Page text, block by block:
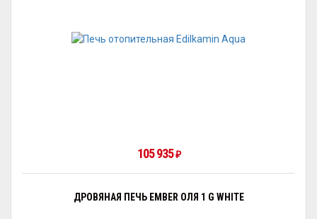
105 935₽
ДРОВЯНАЯ ПЕЧЬ EMBER ОЛЯ 1 G WHITE